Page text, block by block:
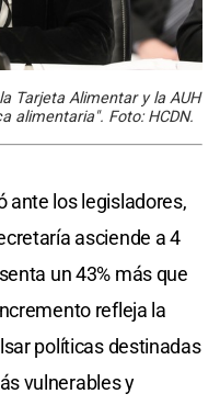
Tarjeta Alimentar y la AUH
alimentaria". Foto: HCDN.
ante los legisladores,
asciende a 4
un 43% más que
refleja la
políticas destinadas
vulnerables y